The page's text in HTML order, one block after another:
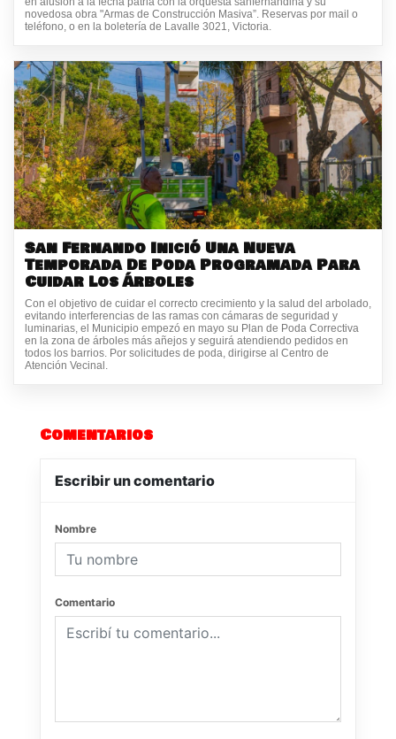
novedosa obra "Armas de Construcción Masiva”. Reservas por mail o
teléfono, o en la boletería de Lavalle 3021, Victoria.
San Fernando Inició Una Nueva
Temporada De Poda Programada Para
Cuidar Los Árboles
Con el objetivo de cuidar el correcto crecimiento y la salud del arbolado,
evitando interferencias de las ramas con cámaras de seguridad y
luminarias, el Municipio empezó en mayo su Plan de Poda Correctiva
en la zona de árboles más añejos y seguirá atendiendo pedidos en
todos los barrios. Por solicitudes de poda, dirigirse al Centro de
Atención Vecinal.
Comentarios
Escribir un comentario
Nombre
Comentario